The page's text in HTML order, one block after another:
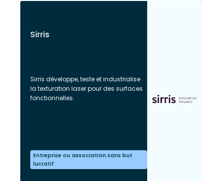
Sirris
Sirris développe, teste et industrialise
la texturation laser pour des surfaces
fonctionnelles.
Entreprise ou association sans but
lucratif